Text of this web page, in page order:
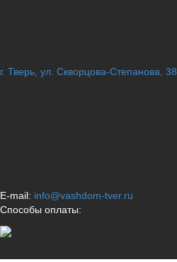
г. Тверь, ул. Скворцова-Степанова, 38
E-mail: info@vashdom-tver.ru
Способы оплаты: